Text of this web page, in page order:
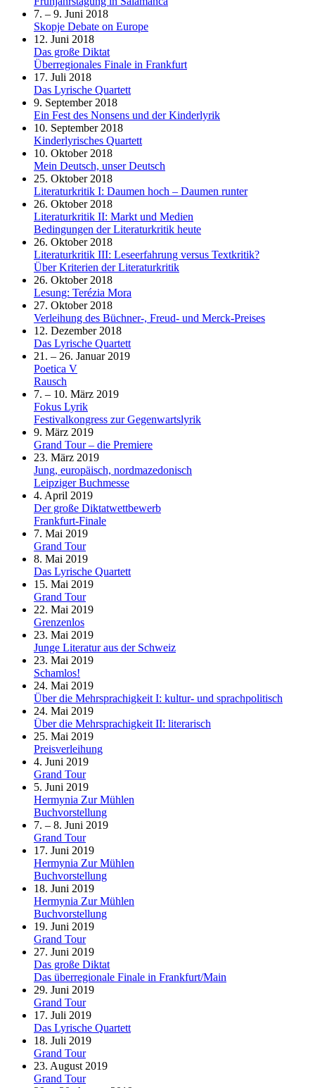
7. – 9. Juni 2018
Skopje Debate on Europe
12. Juni 2018
Das große Diktat
Überregionales Finale in Frankfurt
17. Juli 2018
Das Lyrische Quartett
9. September 2018
Ein Fest des Nonsens und der Kinderlyrik
10. September 2018
Kinderlyrisches Quartett
10. Oktober 2018
Mein Deutsch, unser Deutsch
25. Oktober 2018
Literaturkritik I: Daumen hoch – Daumen runter
26. Oktober 2018
Literaturkritik II: Markt und Medien
Bedingungen der Literaturkritik heute
26. Oktober 2018
Literaturkritik III: Leseerfahrung versus Textkritik?
Über Kriterien der Literaturkritik
26. Oktober 2018
Lesung: Terézia Mora
27. Oktober 2018
Verleihung des Büchner-, Freud- und Merck-Preises
12. Dezember 2018
Das Lyrische Quartett
21. – 26. Januar 2019
Poetica V
Rausch
7. – 10. März 2019
Fokus Lyrik
Festivalkongress zur Gegenwartslyrik
9. März 2019
Grand Tour – die Premiere
23. März 2019
Jung, europäisch, nordmazedonisch
Leipziger Buchmesse
4. April 2019
Der große Diktatwettbewerb
Frankfurt-Finale
7. Mai 2019
Grand Tour
8. Mai 2019
Das Lyrische Quartett
15. Mai 2019
Grand Tour
22. Mai 2019
Grenzenlos
23. Mai 2019
Junge Literatur aus der Schweiz
23. Mai 2019
Schamlos!
24. Mai 2019
Über die Mehrsprachigkeit I: kultur- und sprachpolitisch
24. Mai 2019
Über die Mehrsprachigkeit II: literarisch
25. Mai 2019
Preisverleihung
4. Juni 2019
Grand Tour
5. Juni 2019
Hermynia Zur Mühlen
Buchvorstellung
7. – 8. Juni 2019
Grand Tour
17. Juni 2019
Hermynia Zur Mühlen
Buchvorstellung
18. Juni 2019
Hermynia Zur Mühlen
Buchvorstellung
19. Juni 2019
Grand Tour
27. Juni 2019
Das große Diktat
Das überregionale Finale in Frankfurt/Main
29. Juni 2019
Grand Tour
17. Juli 2019
Das Lyrische Quartett
18. Juli 2019
Grand Tour
23. August 2019
Grand Tour